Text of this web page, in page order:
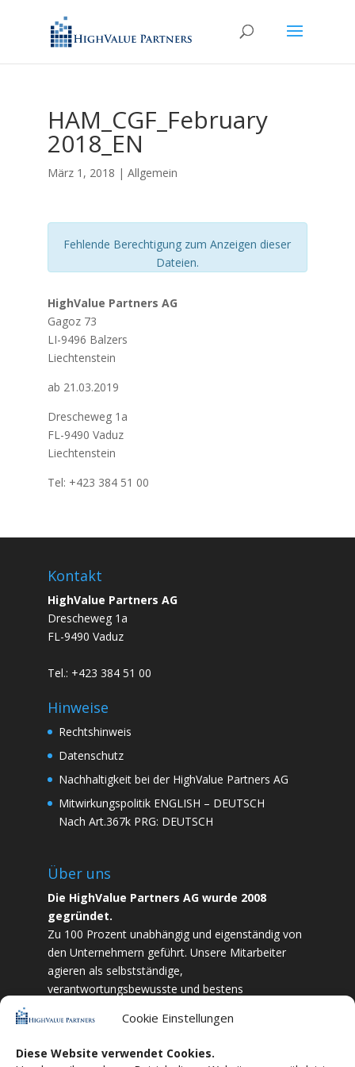
Cookie Einstellungen
Diese Website verwendet Cookies.
HAM_CGF_February
2018_EN
März 1, 2018 | Allgemein
Fehlende Berechtigung zum Anzeigen dieser
Dateien.
HighValue Partners AG
Gagoz 73
LI-9496 Balzers
Liechtenstein
ab 21.03.2019
Drescheweg 1a
FL-9490 Vaduz
Liechtenstein
Tel: +423 384 51 00
Kontakt
HighValue Partners AG
Drescheweg 1a
FL-9490 Vaduz
Tel.: +423 384 51 00
Hinweise
Rechtshinweis
Datenschutz
Nachhaltigkeit bei der HighValue Partners AG
Mitwirkungspolitik ENGLISH – DEUTSCH
Nach Art.367k PRG: DEUTSCH
Über uns
Die HighValue Partners AG wurde 2008
gegründet.
Zu 100 Prozent unabhängig und eigenständig von
den Unternehmern geführt. Unsere Mitarbeiter
agieren als selbstständige,
verantwortungsbewusste und bestens
und Zielstrebigkeit sind wir bestrebt das